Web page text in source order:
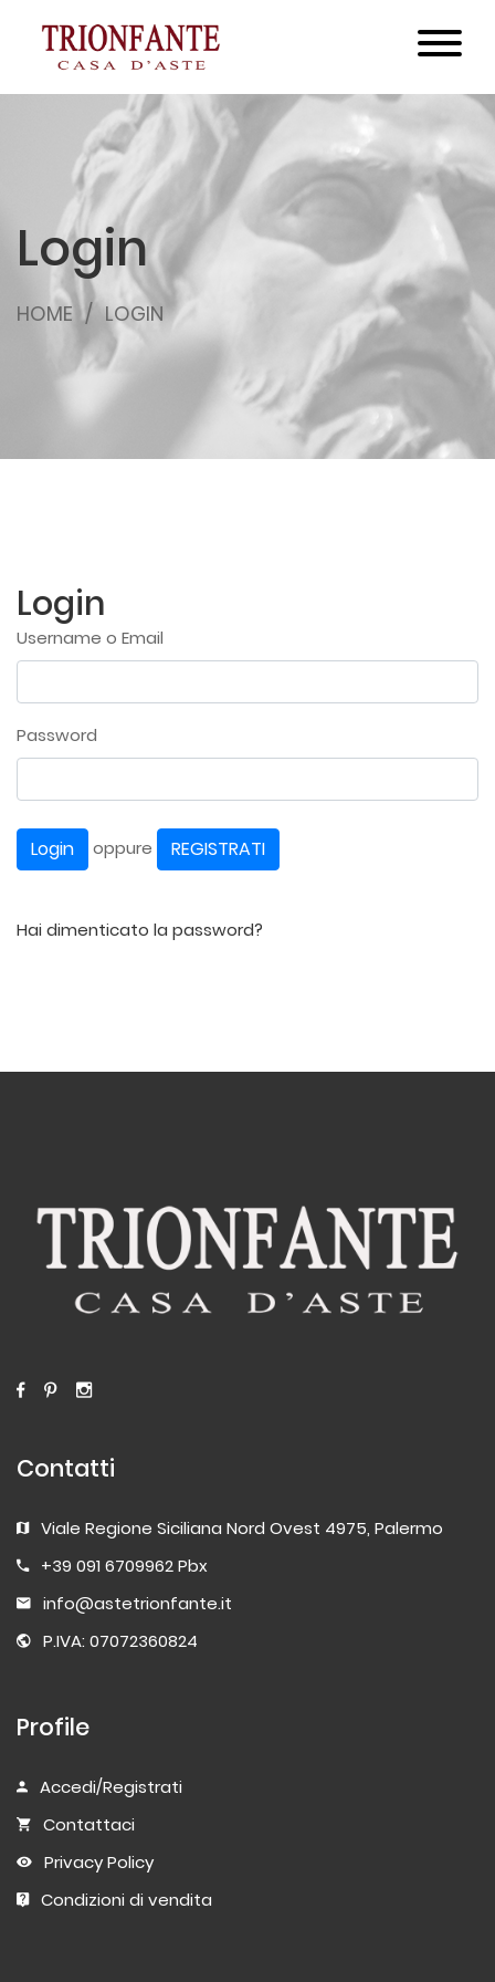
Login
HOME LOGIN
Login
Username o Email
Password
Login oppure REGISTRATI
Hai dimenticato la password?
Contatti
Viale Regione Siciliana Nord Ovest 4975, Palermo
+39 091 6709962 Pbx
info@astetrionfante.it
P.IVA: 07072360824
Profile
Accedi/Registrati
Contattaci
Privacy Policy
Condizioni di vendita